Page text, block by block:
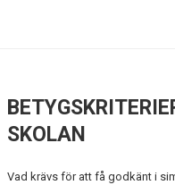
SIMSKOLA 8 - 12 ÅR
SKOLAN
Vad krävs för att få godkänt i